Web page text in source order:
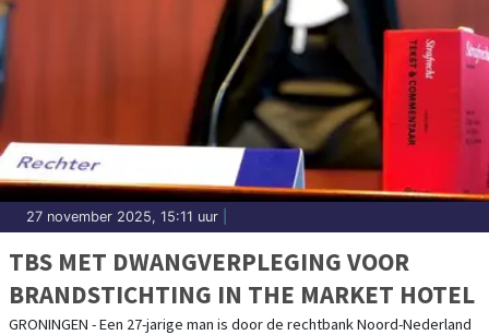
27 november 2025, 15:11 uur
TBS MET DWANGVERPLEGING VOOR
BRANDSTICHTING IN THE MARKET HOTEL
GRONINGEN - Een 27-jarige man is door de rechtbank Noord-Nederland